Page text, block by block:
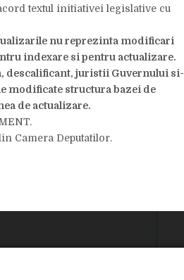
textul initiativei legislative cu
nu reprezinta modificari
indexare si pentru actualizare.
descalificant, juristii Guvernului si-
modificate structura bazei de
de actualizare.
Camera Deputatilor.